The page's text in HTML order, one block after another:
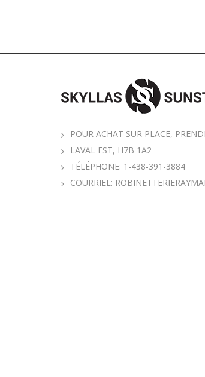
POUR ACHAT SUR PLACE,
LAVAL EST, H7B 1A2
TÉLÉPHONE: 1-438-391-3884
COURRIEL: